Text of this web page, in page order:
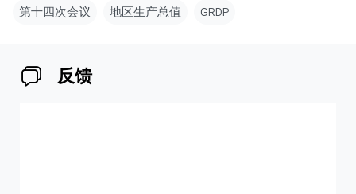
第十四次会议 地区生产总值 GRDP
反馈